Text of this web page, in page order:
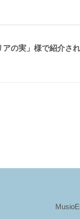
の実」様で紹介され